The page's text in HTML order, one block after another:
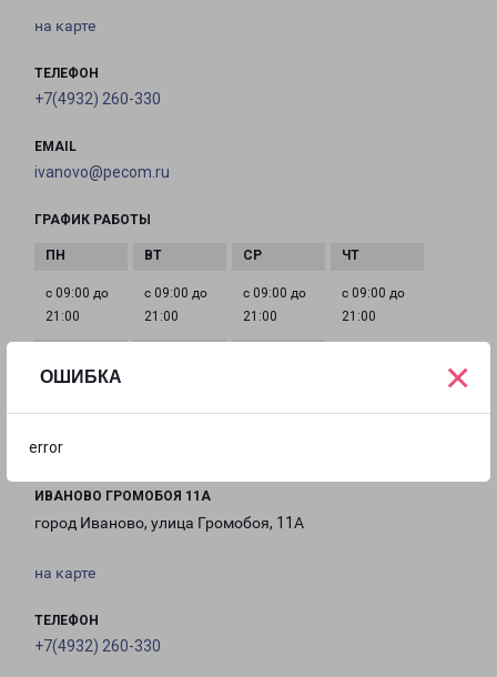
ОШИБКА
error
×
на карте
ТЕЛЕФОН
+7(4932) 260-330
EMAIL
ivanovo@pecom.ru
ГРАФИК РАБОТЫ
с 09:00 до
21:00
с 09:00 до
21:00
с 09:00 до
21:00
с 09:00 до
21:00
21:00
21:00
21:00
ИВАНОВО ГРОМОБОЯ 11А
город Иваново, улица Громобоя, 11А
на карте
ТЕЛЕФОН
+7(4932) 260-330